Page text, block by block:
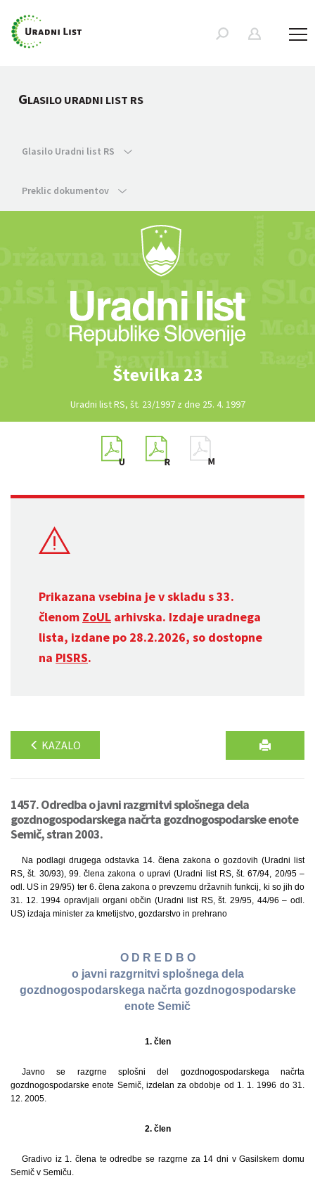
GLASILO URADNI LIST RS
Glasilo Uradni list RS
Preklic dokumentov
Številka 23
Uradni list RS, št. 23/1997 z dne 25. 4. 1997
Prikazana vsebina je v skladu s 33.
členom ZoUL arhivska. Izdaje uradnega
lista, izdane po 28.2.2026, so dostopne
na PISRS.
KAZALO
1457. Odredba o javni razgrnitvi splošnega dela
gozdnogospodarskega načrta gozdnogospodarske enote
Semič, stran 2003.
Na podlagi drugega odstavka 14. člena zakona o gozdovih (Uradni list
RS, št. 30/93), 99. člena zakona o upravi (Uradni list RS, št. 67/94, 20/95 –
odl. US in 29/95) ter 6. člena zakona o prevzemu državnih funkcij, ki so jih do
31. 12. 1994 opravljali organi občin (Uradni list RS, št. 29/95, 44/96 – odl.
US) izdaja minister za kmetijstvo, gozdarstvo in prehrano
O D R E D B O
o javni razgrnitvi splošnega dela
gozdnogospodarskega načrta gozdnogospodarske
enote Semič
1. člen
Javno se razgrne splošni del gozdnogospodarskega načrta
gozdnogospodarske enote Semič, izdelan za obdobje od 1. 1. 1996 do 31.
12. 2005.
2. člen
Gradivo iz 1. člena te odredbe se razgrne za 14 dni v Gasilskem domu
Semič v Semiču.